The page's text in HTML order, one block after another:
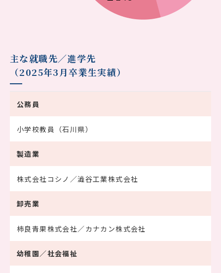
主な就職先／進学先
（2025年3月卒業生実績）
公務員
小学校教員（石川県）
製造業
株式会社コシノ／澁谷工業株式会社
卸売業
柿良青果株式会社／カナカン株式会社
幼稚園／社会福祉